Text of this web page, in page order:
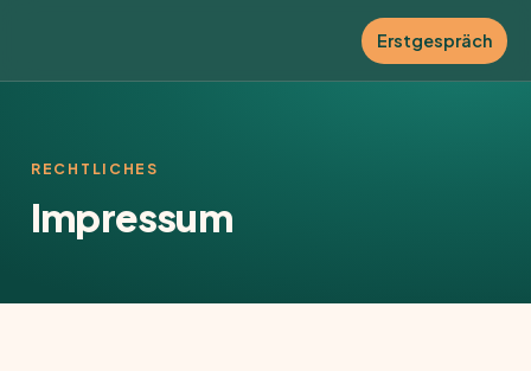
Erstgespräch
RECHTLICHES
Impressum